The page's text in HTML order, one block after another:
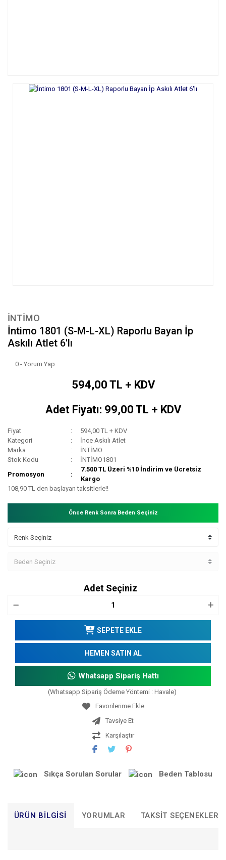
İNTİMO
İntimo 1801 (S-M-L-XL) Raporlu Bayan İp
Askılı Atlet 6'lı
0 - Yorum Yap
594,00 TL + KDV
Adet Fiyatı: 99,00 TL + KDV
Fiyat
594,00 TL + KDV
Kategori
İnce Askılı Atlet
Marka
İNTİMO
Stok Kodu
İNTİMO1801
Promosyon
7.500 TL Üzeri %10 İndirim ve Ücretsiz
Kargo
108,90 TL den başlayan taksitlerle!!
Önce Renk Sonra Beden Seçiniz
Adet Seçiniz
SEPETE EKLE
HEMEN SATIN AL
Whatsapp Sipariş Hattı
(Whatsapp Sipariş Ödeme Yöntemi : Havale)
Tavsiye Et
Karşılaştır
Sıkça Sorulan Sorular Beden Tablosu
ÜRÜN BILGISI YORUMLAR TAKSIT SEÇENEKLERI